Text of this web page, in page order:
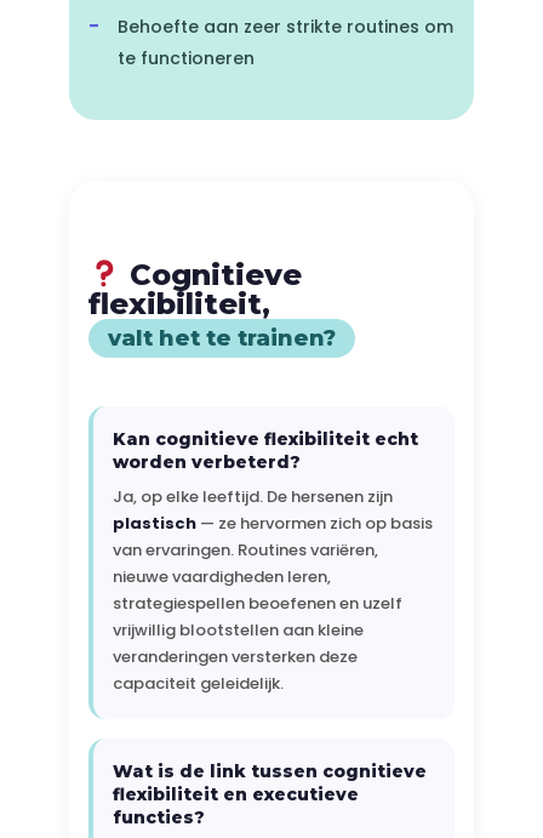
Behoefte aan zeer strikte routines om
te functioneren
Cognitieve
flexibiliteit,
valt het te trainen?
Kan cognitieve flexibiliteit echt
worden verbeterd?
Ja, op elke leeftijd. De hersenen zijn
plastisch— ze hervormen zich op basis
van ervaringen. Routines variëren,
nieuwe vaardigheden leren,
strategiespellen beoefenen en uzelf
vrijwillig blootstellen aan kleine
veranderingen versterken deze
capaciteit geleidelijk.
Wat is de link tussen cognitieve
flexibiliteit en executieve
functies?